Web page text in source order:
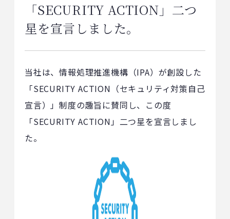
「SECURITY ACTION」二つ
星を宣言しました。
当社は、情報処理推進機構（IPA）が創設した
「SECURITY ACTION（セキュリティ対策自己
宣言）」制度の趣旨に賛同し、この度
「SECURITY ACTION」二つ星を宣言しまし
た。